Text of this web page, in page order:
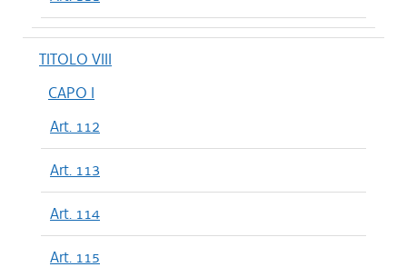
TITOLO VIII
CAPO I
Art. 112
Art. 113
Art. 114
Art. 115